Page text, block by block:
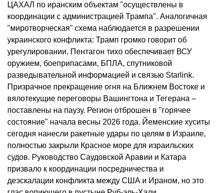
ЦАХАЛ по иранским объектам "осуществлены в
координации с администрацией Трампа". Аналогичная
"миротворческая" схема наблюдается в разрешении
украинского конфликта: Трамп громко говорит об
урегулировании, Пентагон тихо обеспечивает ВСУ
оружием, боеприпасами, БПЛА, спутниковой
разведывательной информацией и связью Starlink.
Призрачное прекращение огня на Ближнем Востоке и
вялотекущие переговоры Вашингтона и Тегерана –
поставлены на паузу. Регион отброшен в "горячее
состояние" начала весны 2026 года. Йеменские хуситы
сегодня нанесли ракетные удары по целям в Израиле,
полностью закрыли Красное море для израильских
судов. Руководство Саудовской Аравии и Катара
призвало к координации посредничества и
деэскалации конфликта между США и Ираном, но это